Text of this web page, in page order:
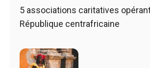
5 associations caritatives
République centrafricaine